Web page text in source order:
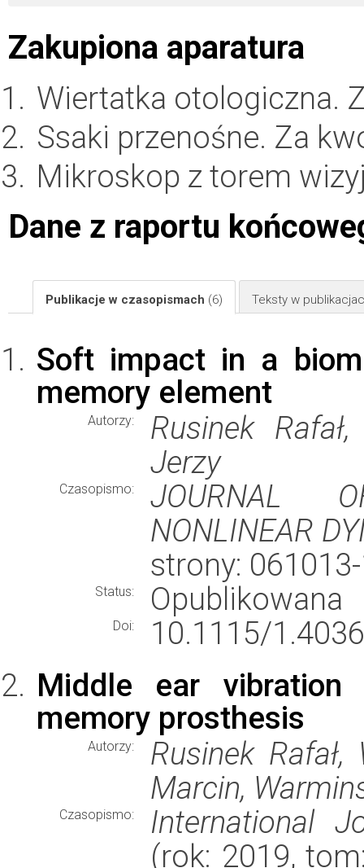
Zakupiona aparatura
Wiertatka otologiczna.
Ssaki przenośne. Za
Mikroskop z torem
Dane z raportu
Publikacje w czasopismach (6) Teksty w
Soft impact in a
memory element
Autorzy:
Rusinek
Jerzy
Czasopismo:
JOURNAL
NONLINEAR
strony:
Status: Opublikowana
Doi:
10.1115/
Middle ear
memory prosthesis
Autorzy:
Rusinek
Marcin,
Czasopismo:
International
(rok: 2019,